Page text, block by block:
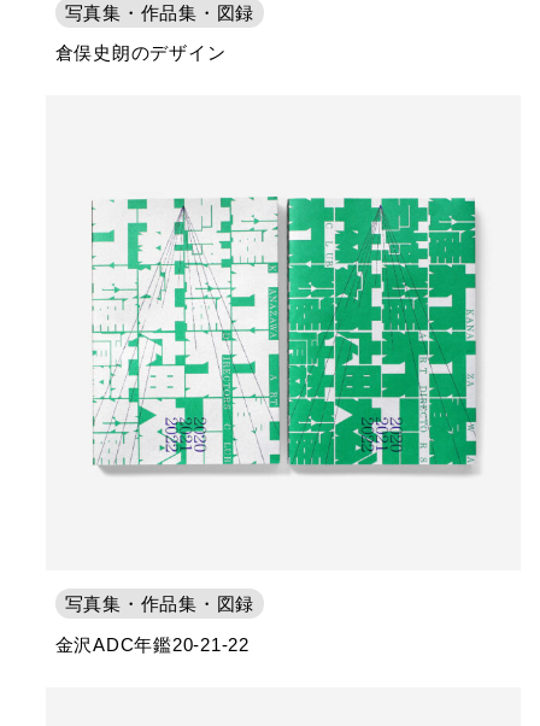
写真集・作品集・図録
倉俣史朗のデザイン
写真集・作品集・図録
金沢ADC年鑑20-21-22